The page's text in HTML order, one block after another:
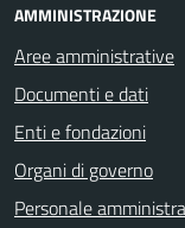
AMMINISTRAZIONE
Aree amministrative
Documenti e dati
Enti e fondazioni
Organi di governo
Personale